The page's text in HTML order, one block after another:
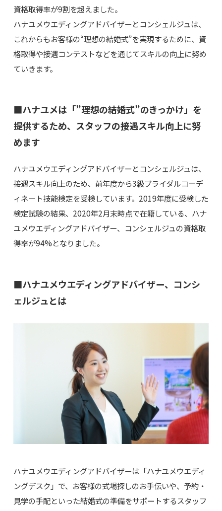
資格取得率が9割を超えました。
ハナユメウエディングアドバイザーとコンシェルジュは、
これからもお客様の“理想の結婚式”を実現するために、資
格取得や接遇コンテストなどを通じてスキルの向上に努め
ていきます。
■ハナユメは「”理想の結婚式”のきっかけ」を
提供するため、スタッフの接遇スキル向上に努
めます
ハナユメウエディングアドバイザーとコンシェルジュは、
接遇スキル向上のため、前年度から3級ブライダルコーデ
ィネート技能検定を受検しています。2019年度に受検した
検定試験の結果、2020年2月末時点で在籍している、ハナ
ユメウエディングアドバイザー、コンシェルジュの資格取
得率が94%となりました。
■ハナユメウエディングアドバイザー、コンシ
ェルジュとは
ハナユメウエディングアドバイザーは「ハナユメウエディ
ングデスク」で、お客様の式場探しのお手伝いや、予約・
見学の手配といった結婚式の準備をサポートするスタッフ